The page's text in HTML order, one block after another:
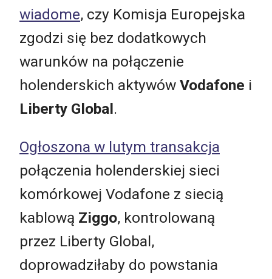
wiadome, czy Komisja Europejska
zgodzi się bez dodatkowych
warunków na połączenie
holenderskich aktywów Vodafone i
Liberty Global.
Ogłoszona w lutym transakcja
połączenia holenderskiej sieci
komórkowej Vodafone z siecią
kablową Ziggo, kontrolowaną
przez Liberty Global,
doprowadziłaby do powstania